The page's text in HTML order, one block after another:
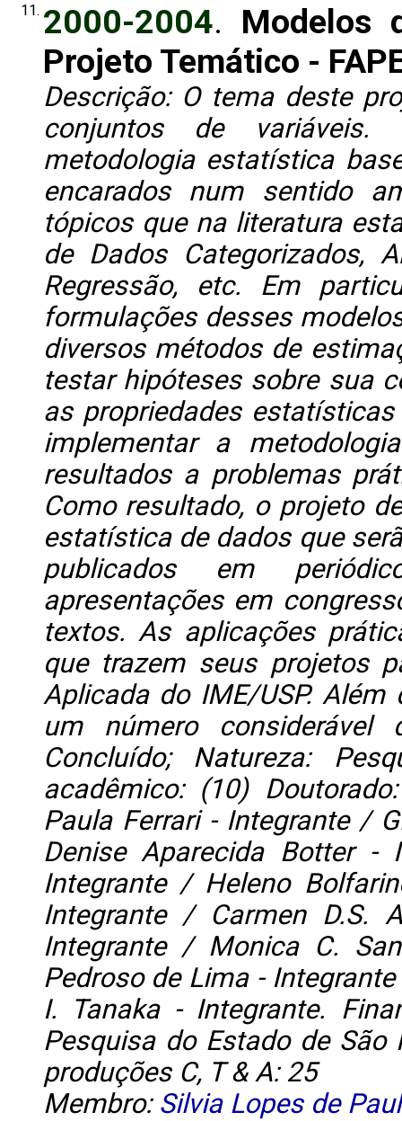
11. 2000-2004. Modelos
Projeto Temático -
Descrição: O tema deste
conjuntos de variáveis.
metodologia estatística
encarados num sentido
tópicos que na literatura
de Dados Categorizados,
Regressão, etc. Em
formulações desses
diversos métodos de
testar hipóteses sobre sua
as propriedades
implementar a
resultados a problemas
Como resultado, o projeto
estatística de dados que
publicados em
apresentações em
textos. As aplicações
que trazem seus projetos
Aplicada do IME/USP.
um número considerável
Concluído; Natureza:
acadêmico: (10)
Paula Ferrari - Integrante /
Denise Aparecida Botter -
Integrante / Heleno
Integrante / Carmen D.S.
Integrante / Monica C.
Pedroso de Lima -
I. Tanaka - Integrante.
Pesquisa do Estado de
produções C, T & A: 25
Membro: Silvia Lopes de